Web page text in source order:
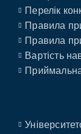
Перелік
Правила
Правила
Вартість